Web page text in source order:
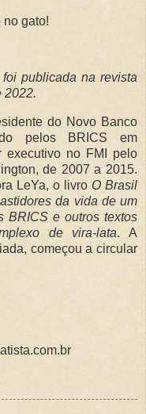
no gato!
publicada na revista
2022.
do Novo Banco
pelos BRICS em
executivo no FMI pelo
de 2007 a 2015.
LeYa, o livro O Brasil
da vida de um
BRICS e outros textos
de vira-lata. A
começou a circular